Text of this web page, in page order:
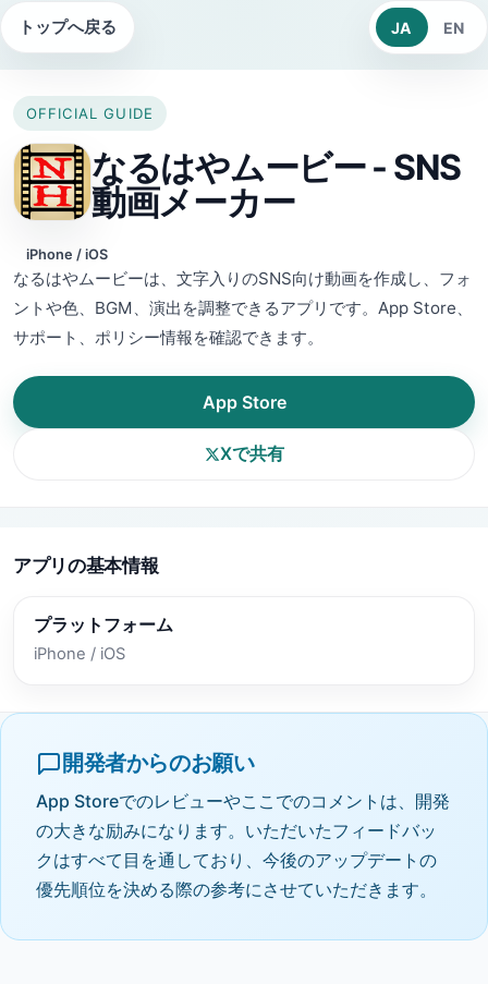
トップへ戻る JA EN
OFFICIAL GUIDE
なるはやムービー - SNS
動画メーカー
iPhone / iOS
なるはやムービーは、文字入りのSNS向け動画を作成し、フォ
ントや色、BGM、演出を調整できるアプリです。App Store、
サポート、ポリシー情報を確認できます。
App Store
Xで共有
アプリの基本情報
プラットフォーム
iPhone / iOS
開発者からのお願い
App Storeでのレビューやここでのコメントは、開発
の大きな励みになります。いただいたフィードバッ
クはすべて目を通しており、今後のアップデートの
優先順位を決める際の参考にさせていただきます。